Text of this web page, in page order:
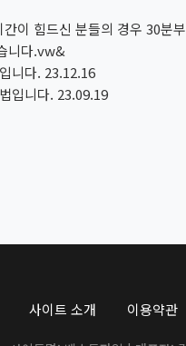
이 힘드신 분들의 경우 30분
니다.vw&
니다. 23.12.16
입니다. 23.09.19
사이트 소개 이용약관